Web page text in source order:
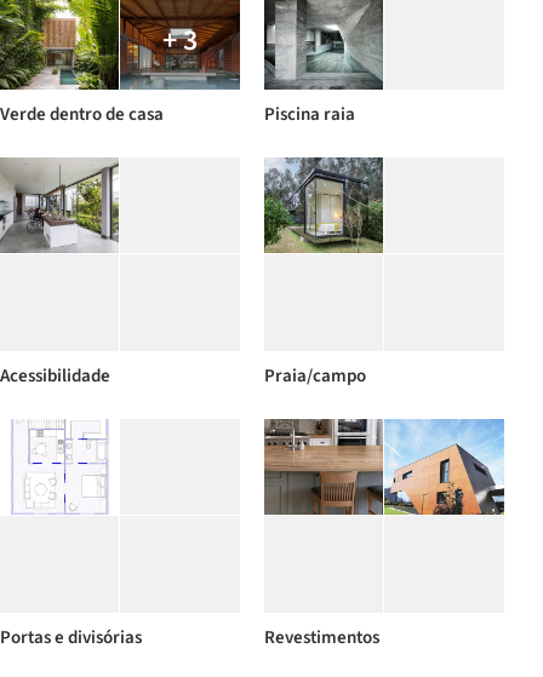
+ 3
Verde dentro de casa Piscina raia
Acessibilidade Praia/campo
Portas e divisórias Revestimentos